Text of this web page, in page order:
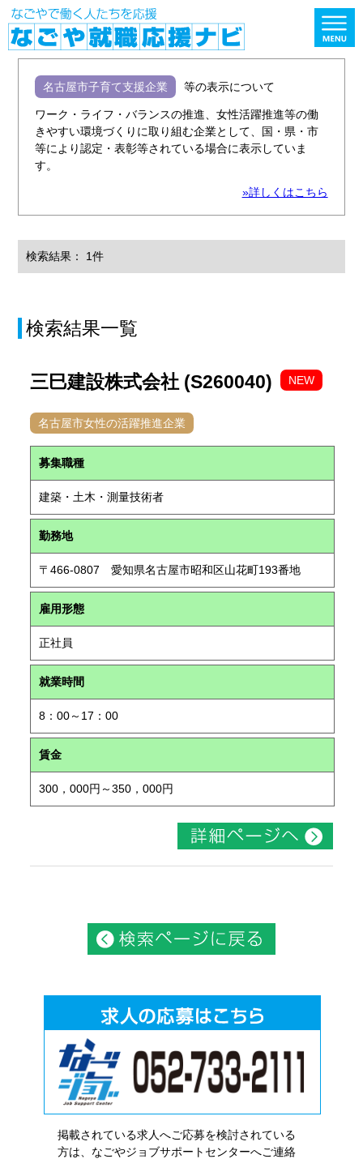
名古屋市子育て支援企業 等の表示について
ワーク・ライフ・バランスの推進、女性活躍推進等の働
きやすい環境づくりに取り組む企業として、国・県・市
等により認定・表彰等されている場合に表示していま
す。
»詳しくはこちら
検索結果： 1件
検索結果一覧
三巳建設株式会社 (S260040) NEW
名古屋市女性の活躍推進企業
募集職種
建築・土木・測量技術者
勤務地
〒466-0807 愛知県名古屋市昭和区山花町193番地
雇用形態
正社員
就業時間
8：00～17：00
賃金
300，000円～350，000円
掲載されている求人へご応募を検討されている
方は、なごやジョブサポートセンターへご連絡